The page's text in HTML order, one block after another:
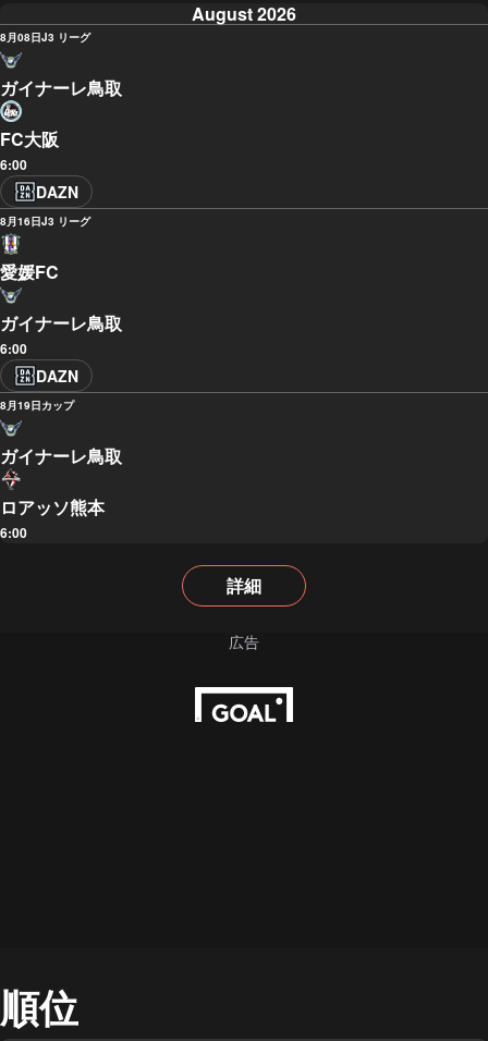
August 2026
8月08日J3 リーグ
ガイナーレ鳥取
FC大阪
6:00
DAZN
8月16日J3 リーグ
愛媛FC
ガイナーレ鳥取
6:00
DAZN
8月19日カップ
ガイナーレ鳥取
ロアッソ熊本
6:00
詳細
順位